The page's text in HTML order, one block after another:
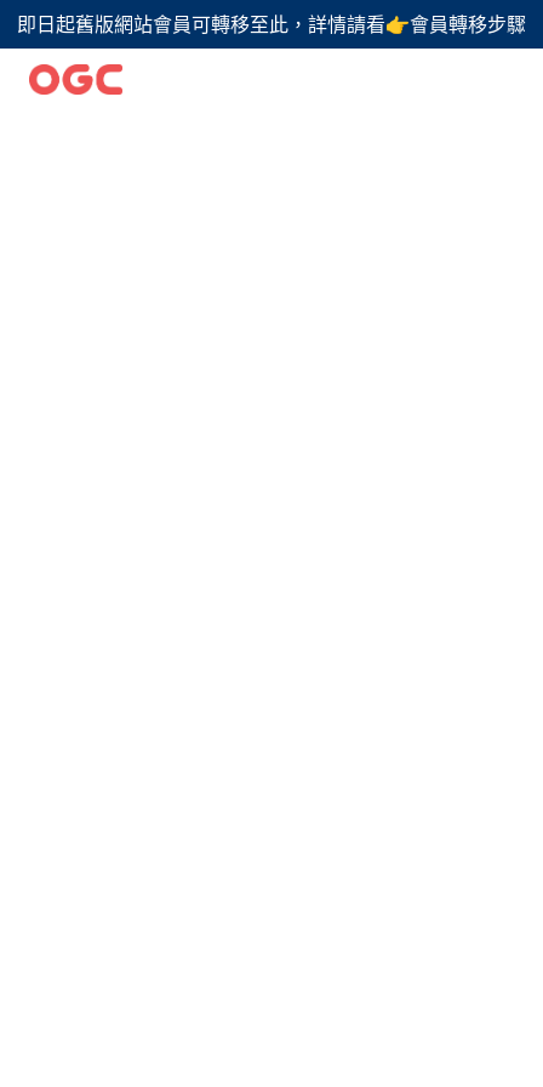
即日起舊版網站會員可轉移至此，詳情請看👉會員轉移步驟